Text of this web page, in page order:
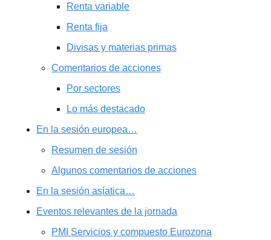
Renta variable
Renta fija
Divisas y materias primas
Comentarios de acciones
Por sectores
Lo más destacado
En la sesión europea…
Resumen de sesión
Algunos comentarios de acciones
En la sesión asíatica…
Eventos relevantes de la jornada
PMI Servicios y compuesto Eurozona